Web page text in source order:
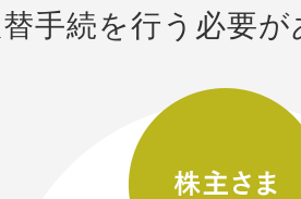
手続を行う必要